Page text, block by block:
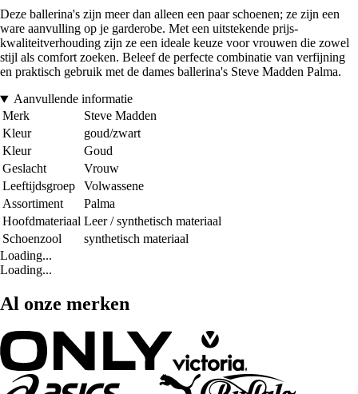
Deze ballerina's zijn meer dan alleen een paar schoenen; ze zijn een
ware aanvulling op je garderobe. Met een uitstekende prijs-
kwaliteitverhouding zijn ze een ideale keuze voor vrouwen die zowel
stijl als comfort zoeken. Beleef de perfecte combinatie van verfijning
en praktisch gebruik met de dames ballerina's Steve Madden Palma.
Aanvullende informatie
Merk
Steve Madden
Kleur
goud/zwart
Kleur
Goud
Geslacht
Vrouw
Leeftijdsgroep
Volwassene
Assortiment
Palma
Hoofdmateriaal Leer / synthetisch materiaal
Schoenzool
synthetisch materiaal
Loading...
Loading...
Al onze merken